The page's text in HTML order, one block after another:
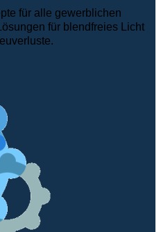
für alle gewerblichen
für blendfreies Licht